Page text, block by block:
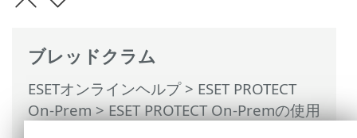
ブレッドクラム
ESETオンラインヘルプ> ESET PROTECT
On-Prem>ESET PROTECT On-Premの使用